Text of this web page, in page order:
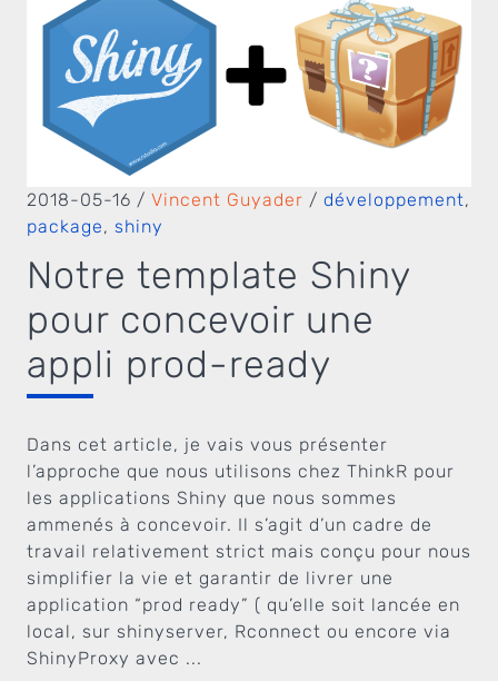
2018-05-16 / Vincent Guyader / développement,
package, shiny
Notre template Shiny
pour concevoir une
appli prod-ready
Dans cet article, je vais vous présenter
l’approche que nous utilisons chez ThinkR pour
les applications Shiny que nous sommes
ammenés à concevoir. Il s’agit d’un cadre de
travail relativement strict mais conçu pour nous
simplifier la vie et garantir de livrer une
application “prod ready” ( qu’elle soit lancée en
local, sur shinyserver, Rconnect ou encore via
ShinyProxy avec ...